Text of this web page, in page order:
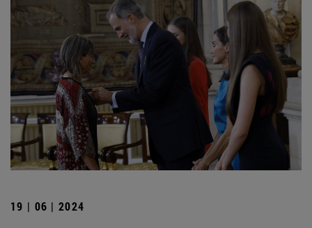
19 | 06 | 2024